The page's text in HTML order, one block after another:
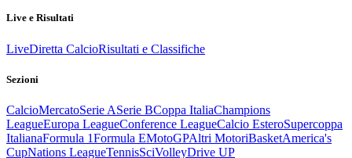
Live e Risultati
LiveDiretta CalcioRisultati e Classifiche
Sezioni
CalcioMercatoSerie ASerie BCoppa ItaliaChampions
LeagueEuropa LeagueConference LeagueCalcio EsteroSupercoppa
ItalianaFormula 1Formula EMotoGPAltri MotoriBasketAmerica's
CupNations LeagueTennisSciVolleyDrive UP